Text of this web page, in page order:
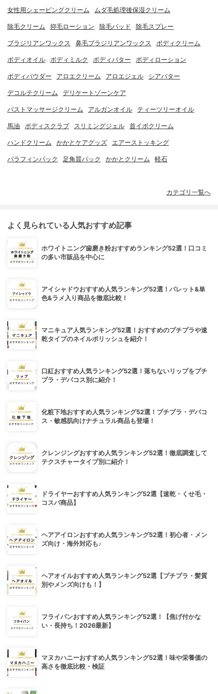
女性用シェービングクリーム ムダ毛処理後保湿クリーム
除毛クリーム 抑毛ローション 除毛パッド 除毛スプレー
ブラジリアンワックス 鼻毛ブラジリアンワックス ボディクリーム
ボディオイル ボディミルク ボディバター ボディローション
ボディパウダー アロエクリーム アロエジェル シアバター
デコルテクリーム デリケートゾーンケア
バストマッサージクリーム アルガンオイル ティーツリーオイル
馬油 ボディスクラブ スリミングジェル 首イボクリーム
ハンドクリーム かかとケアグッズ エアーストッキング
パラフィンパック 足角質パック かかとクリーム 軽石
カテゴリ一覧へ
よく見られている人気おすすめ記事
ホワイトニング歯磨き粉おすすめランキング52選！口コミ
の多い市販品を中心に
アイシャドウおすすめ人気ランキング52選！パレット&単
色&ラメ入り商品を徹底比較！
マニキュア人気ランキング52選！おすすめのプチプラや速
乾タイプのネイルポリッシュを紹介！
口紅おすすめ人気ランキング52選！落ちないリップをプチ
プラ・デパコス別に紹介！
化粧下地おすすめ人気ランキング52選！プチプラ・デパコ
ス・敏感肌向けナチュラル商品も登場！
クレンジングおすすめ人気ランキング52選！徹底調査して
テクスチャータイプ別に紹介！
ドライヤーおすすめ人気ランキング52選【速乾・くせ毛・
コスパ商品】
ヘアアイロンおすすめ人気ランキング52選！初心者・メン
ズ向け・海外対応も♪
ヘアオイルおすすめ人気ランキング52選【プチプラ・髪質
別やメンズ向けも！】
フライパンおすすめ人気ランキング52選！【焦げ付かな
い・長持ち！2026最新】
マヌカハニーおすすめ人気ランキング52選！味や栄養価の
高さを徹底比較・検証